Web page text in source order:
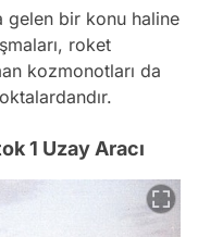
gelen bir konu haline
roket
kozmonotları da
1 Uzay Aracı